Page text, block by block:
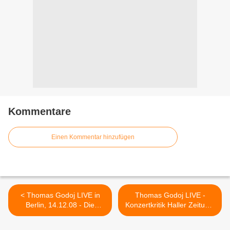
Kommentare
Einen Kommentar hinzufügen
< Thomas Godoj LIVE in
Berlin, 14.12.08 - Die
heißesten Bilder!
Thomas Godoj LIVE -
Konzertkritik Haller Zeitung,
24.12. >